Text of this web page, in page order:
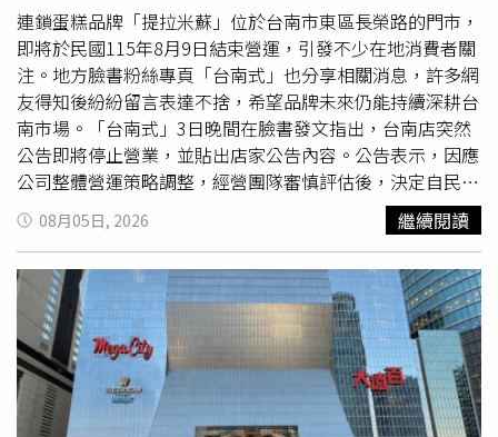
連鎖蛋糕品牌「提拉米蘇」位於台南市東區長榮路的門市，
即將於民國115年8月9日結束營運，引發不少在地消費者關
注。地方臉書粉絲專頁「台南式」也分享相關消息，許多網
友得知後紛紛留言表達不捨，希望品牌未來仍能持續深耕台
南市場。「台南式」3日晚間在臉書發文指出，台南店突然
公告即將停止營業，並貼出店家公告內容。公告表示，因應
公司整體營運策略調整，經營團隊審慎評估後，決定自民國
115年8月9日起終止台南店營運，同時也向長期支持的消費
者表達感謝，感謝顧客多年來的支持與愛護。消息曝光後迅
速引起討論，貼文吸引超過3000人按讚，不少曾經光顧的
消費者留言表示遺憾，「不要離開台南」、「這是我最愛的
平價提拉米蘇」、「這家提拉米蘇是台南最便宜的，別家同
樣尺寸都要$800以上」、「希望只是搬遷，不是真的退出台
南」，也有民眾認為，目前店址停車不夠便利，希望未來若
重新設點，能選擇交通更加方便的位置。根據《東森新聞》
報導，台南店所在店面屬於業者自有資產，並非租約到期或
08月05日, 2026 繼續閱讀